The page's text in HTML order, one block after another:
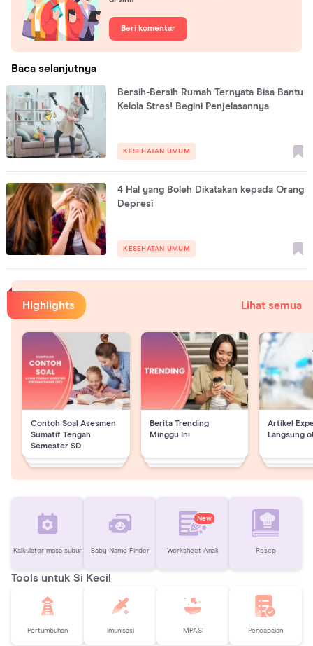
Beri komentar
Baca selanjutnya
Bersih-Bersih Rumah Ternyata Bisa Bantu
Kelola Stres! Begini Penjelasannya
KESEHATAN UMUM
4 Hal yang Boleh Dikatakan kepada Orang
Depresi
KESEHATAN UMUM
Highlights Lihat semua
Contoh Soal Asesmen
Sumatif Tengah
Semester SD
Berita Trending
Minggu Ini
Artikel
Langsung
Kalkulator masa subur Baby Name Finder
New
Worksheet Anak Resep
Tools untuk Si Kecil
Pertumbuhan Imunisasi MPASI Pencapaian